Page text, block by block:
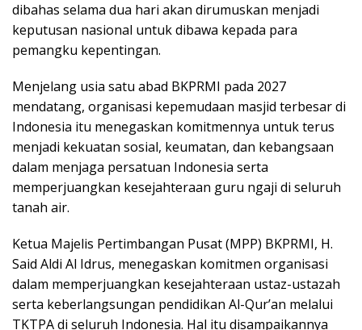
dibahas selama dua hari akan dirumuskan menjadi
keputusan nasional untuk dibawa kepada para
pemangku kepentingan.
Menjelang usia satu abad BKPRMI pada 2027
mendatang, organisasi kepemudaan masjid terbesar di
Indonesia itu menegaskan komitmennya untuk terus
menjadi kekuatan sosial, keumatan, dan kebangsaan
dalam menjaga persatuan Indonesia serta
memperjuangkan kesejahteraan guru ngaji di seluruh
tanah air.
Ketua Majelis Pertimbangan Pusat (MPP) BKPRMI, H.
Said Aldi Al Idrus, menegaskan komitmen organisasi
dalam memperjuangkan kesejahteraan ustaz-ustazah
serta keberlangsungan pendidikan Al-Qur’an melalui
TKTPA di seluruh Indonesia. Hal itu disampaikannya